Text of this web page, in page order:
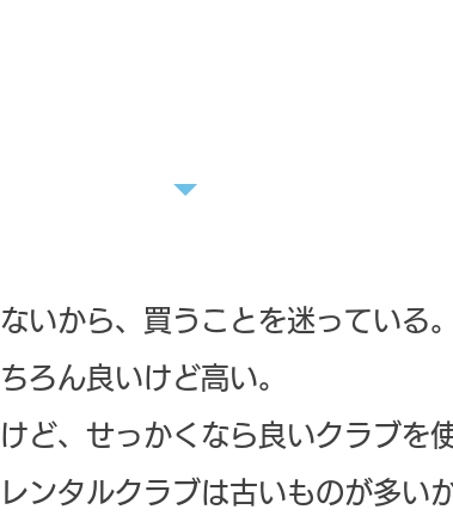
いから、買うことを迷っている。
ろん良いけど高い。
ど、せっかくなら良いクラブを
ンタルクラブは古いものが多い